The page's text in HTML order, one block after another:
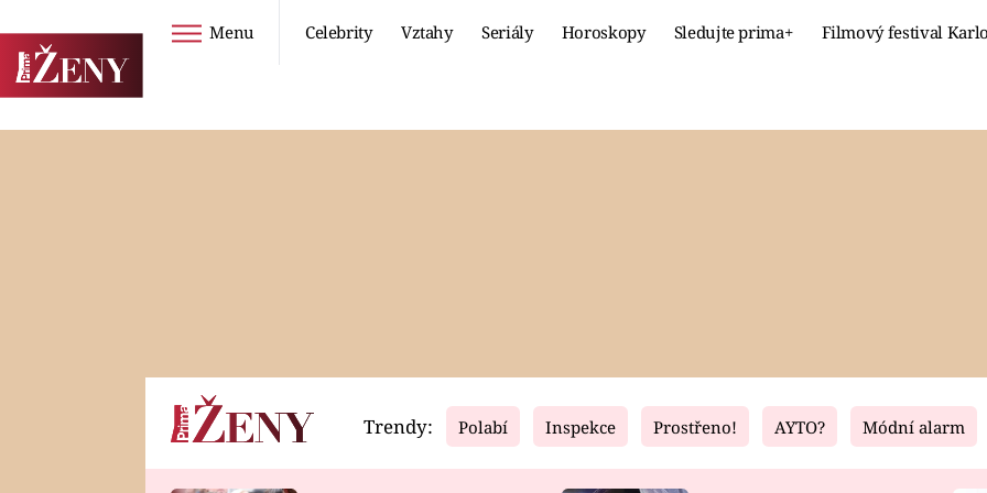
Menu Celebrity Vztahy Seriály Horoskopy Sledujte prima+ Filmový festival
Horoskopy Video Fresh Living
Trendy: Polabí Inspekce Prostřeno! AYTO? Módní alarm